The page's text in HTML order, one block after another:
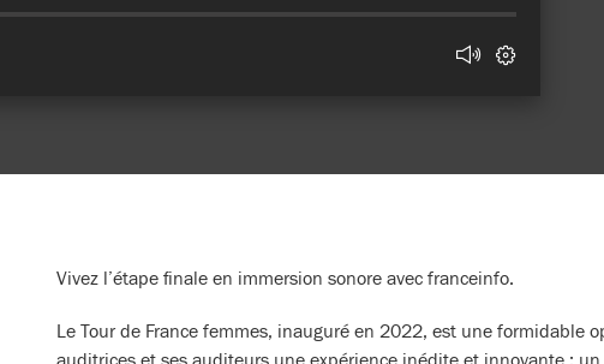
Vivez l’étape finale en immersion sonore avec franceinfo.
Le Tour de France femmes, inauguré en 2022, est une formidable